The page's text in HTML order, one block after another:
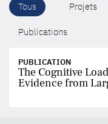
Tous Projets
Publications
PUBLICATION
The Cognitive
Evidence from